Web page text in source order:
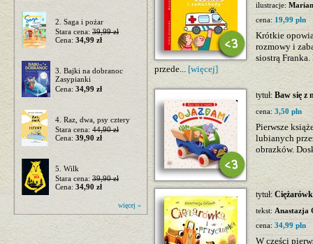
2. Saga i pożar
Stara cena: 39,99 zł
Cena: 34,99 zł
3. Bajki na dobranoc
Zasypianki
Cena: 34,99 zł
4. Raz, dwa, psy cztery
Stara cena: 44,90 zł
Cena: 39,90 zł
5. Wilk
Stara cena: 39,90 zł
Cena: 34,90 zł
więcej »
ilustracje:
cena: 19,99 pln
Krótkie
rozmowy i
siostrą Franka.
przede... [więcej]
tytuł: Baw się z
cena: 3,50 pln
Pierwsze
lubianych
obrazków.
tytuł:
tekst: Anastazja
cena: 34,99 pln
W części